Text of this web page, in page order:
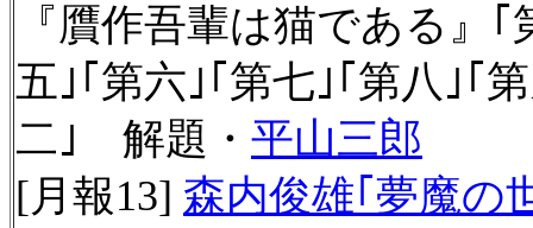
『贋作吾輩は猫である』
五｣｢第六｣｢第七｣｢第八｣｢
二｣ 解題・ 平山三郎
[月報13] 森内俊雄｢夢魔の